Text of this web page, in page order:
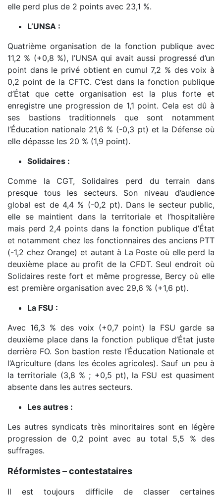
elle perd plus de 2 points avec 23,1 %.
L’UNSA :
Quatrième organisation de la fonction publique avec
11,2 % (+0,8 %), l’UNSA qui avait aussi progressé d’un
point dans le privé obtient en cumul 7,2 % des voix à
0,2 point de la CFTC. C’est dans la fonction publique
d’État que cette organisation est la plus forte et
enregistre une progression de 1,1 point. Cela est dû à
ses bastions traditionnels que sont notamment
l’Éducation nationale 21,6 % (-0,3 pt) et la Défense où
elle dépasse les 20 % (1,9 point).
Solidaires :
Comme la CGT, Solidaires perd du terrain dans
presque tous les secteurs. Son niveau d’audience
global est de 4,4 % (-0,2 pt). Dans le secteur public,
elle se maintient dans la territoriale et l’hospitalière
mais perd 2,4 points dans la fonction publique d’État
et notamment chez les fonctionnaires des anciens PTT
(-1,2 chez Orange) et autant à La Poste où elle perd la
deuxième place au profit de la CFDT. Seul endroit où
Solidaires reste fort et même progresse, Bercy où elle
est première organisation avec 29,6 % (+1,6 pt).
La FSU :
Avec 16,3 % des voix (+0,7 point) la FSU garde sa
deuxième place dans la fonction publique d’État juste
derrière FO. Son bastion reste l’Éducation Nationale et
l’Agriculture (dans les écoles agricoles). Sauf un peu à
la territoriale (3,8 % ; +0,5 pt), la FSU est quasiment
absente dans les autres secteurs.
Les autres :
Les autres syndicats très minoritaires sont en légère
progression de 0,2 point avec au total 5,5 % des
suffrages.
Réformistes – contestataires
Il est toujours difficile de classer certaines